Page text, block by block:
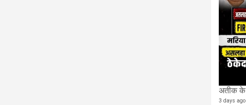
3 days ago